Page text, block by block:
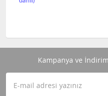
Kampanya ve